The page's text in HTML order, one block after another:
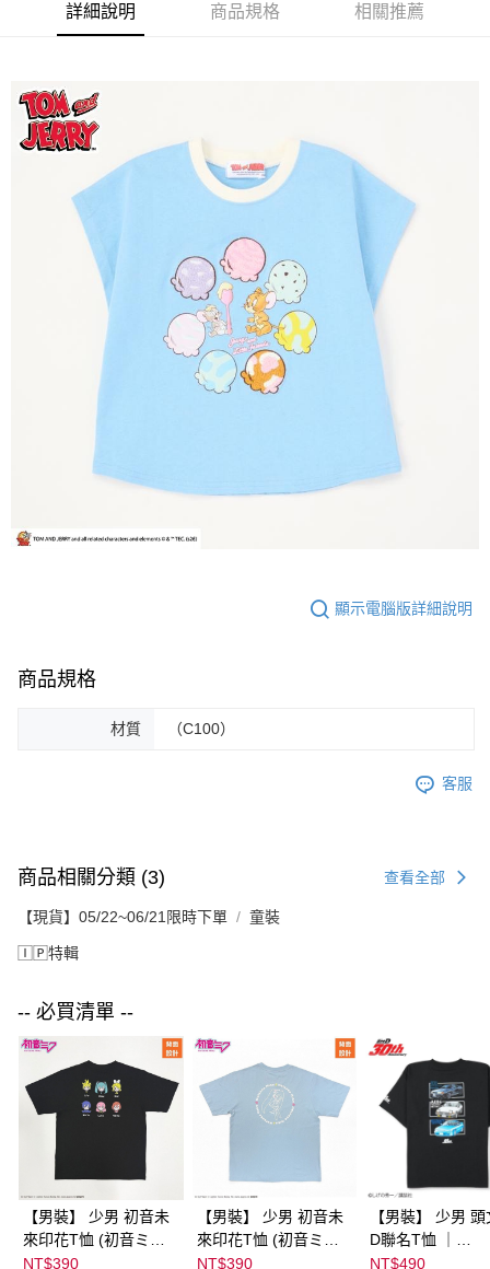
詳細說明 商品規格 相關推薦
顯示電腦版詳細說明
商品規格
材質 （C100）
客服
商品相關分類 (3) 查看全部
【現貨】05/22~06/21限時下單 童裝
🄸🄿特輯
-- 必買清單 --
【男裝】 少男 初音未
來印花T恤 (初音ミク)
｜
NT$390
【男裝】 少男 初音未
來印花T恤 (初音ミク)
｜
NT$390
【男裝】 少男
D聯名T恤 ｜
NT$490